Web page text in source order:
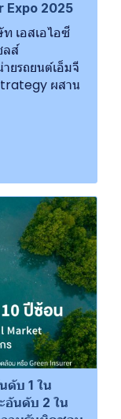
Expo 2025
เอสเอไอซี
ลส์
ยรถยนต์เอ็มจี
ผสาน
ดับ 1 ใน
อันดับ 2 ใน